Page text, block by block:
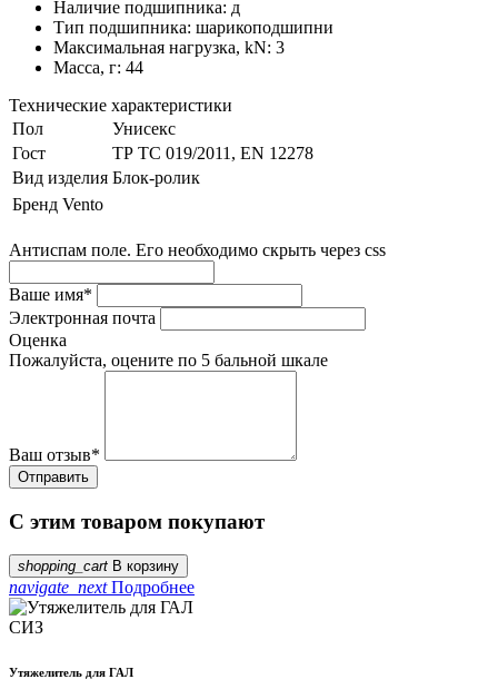
Наличие подшипника: д
Тип подшипника: шарикоподшипни
Максимальная нагрузка, kN: 3
Масса, г: 44
Технические характеристики
Пол
Унисекс
Гост
ТР ТС 019/2011, EN 12278
Вид изделия Блок-ролик
Бренд Vento
Антиспам поле. Его необходимо скрыть через css
Ваше имя*
Электронная почта
Оценка
Пожалуйста, оцените по 5 бальной шкале
Ваш отзыв*
С этим товаром покупают
shopping_cart В корзину
navigate_nextПодробнее
СИЗ
Утяжелитель для ГАЛ